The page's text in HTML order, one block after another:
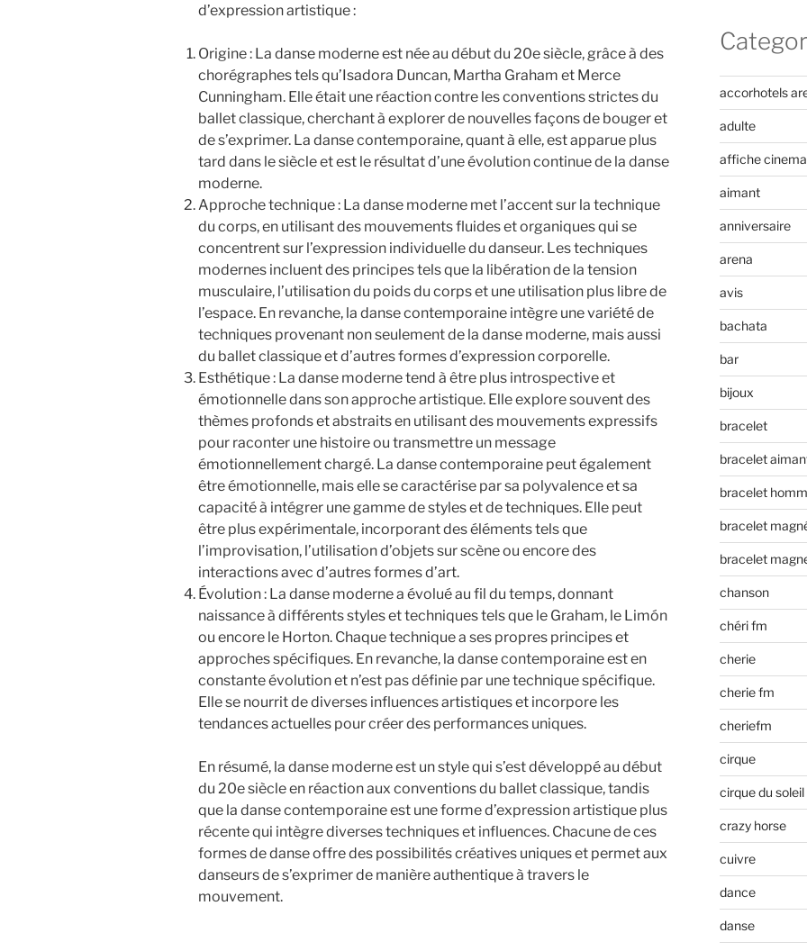
d’expression artistique :
Origine : La danse moderne est née au début du 20e siècle, grâce à des
chorégraphes tels qu’Isadora Duncan, Martha Graham et Merce
Cunningham. Elle était une réaction contre les conventions strictes du
ballet classique, cherchant à explorer de nouvelles façons de bouger et
de s’exprimer. La danse contemporaine, quant à elle, est apparue plus
tard dans le siècle et est le résultat d’une évolution continue de la danse
moderne.
Approche technique : La danse moderne met l’accent sur la technique
du corps, en utilisant des mouvements fluides et organiques qui se
concentrent sur l’expression individuelle du danseur. Les techniques
modernes incluent des principes tels que la libération de la tension
musculaire, l’utilisation du poids du corps et une utilisation plus libre de
l’espace. En revanche, la danse contemporaine intègre une variété de
techniques provenant non seulement de la danse moderne, mais aussi
du ballet classique et d’autres formes d’expression corporelle.
Esthétique : La danse moderne tend à être plus introspective et
émotionnelle dans son approche artistique. Elle explore souvent des
thèmes profonds et abstraits en utilisant des mouvements expressifs
pour raconter une histoire ou transmettre un message
émotionnellement chargé. La danse contemporaine peut également
être émotionnelle, mais elle se caractérise par sa polyvalence et sa
capacité à intégrer une gamme de styles et de techniques. Elle peut
être plus expérimentale, incorporant des éléments tels que
l’improvisation, l’utilisation d’objets sur scène ou encore des
interactions avec d’autres formes d’art.
Évolution : La danse moderne a évolué au fil du temps, donnant
naissance à différents styles et techniques tels que le Graham, le Limón
ou encore le Horton. Chaque technique a ses propres principes et
approches spécifiques. En revanche, la danse contemporaine est en
constante évolution et n’est pas définie par une technique spécifique.
Elle se nourrit de diverses influences artistiques et incorpore les
tendances actuelles pour créer des performances uniques.
En résumé, la danse moderne est un style qui s’est développé au début
du 20e siècle en réaction aux conventions du ballet classique, tandis
que la danse contemporaine est une forme d’expression artistique plus
récente qui intègre diverses techniques et influences. Chacune de ces
formes de danse offre des possibilités créatives uniques et permet aux
danseurs de s’exprimer de manière authentique à travers le
mouvement.
accorhotels
adulte
affiche cinema
aimant
anniversaire
arena
avis
bachata
bar
bijoux
bracelet
bracelet
bracelet
bracelet
bracelet
chanson
chéri fm
cherie
cherie fm
cheriefm
cirque
cirque du soleil
crazy horse
cuivre
dance
danse